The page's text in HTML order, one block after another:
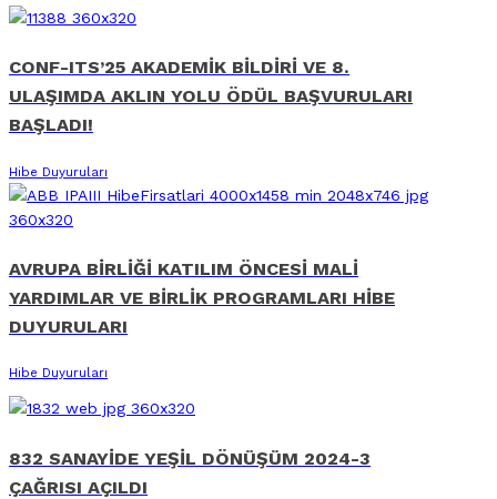
CONF-ITS’25 AKADEMİK BİLDİRİ VE 8.
ULAŞIMDA AKLIN YOLU ÖDÜL BAŞVURULARI
BAŞLADI!
Hibe Duyuruları
AVRUPA BİRLİĞİ KATILIM ÖNCESİ MALİ
YARDIMLAR VE BİRLİK PROGRAMLARI HİBE
DUYURULARI
Hibe Duyuruları
832 SANAYİDE YEŞİL DÖNÜŞÜM 2024-3
ÇAĞRISI AÇILDI